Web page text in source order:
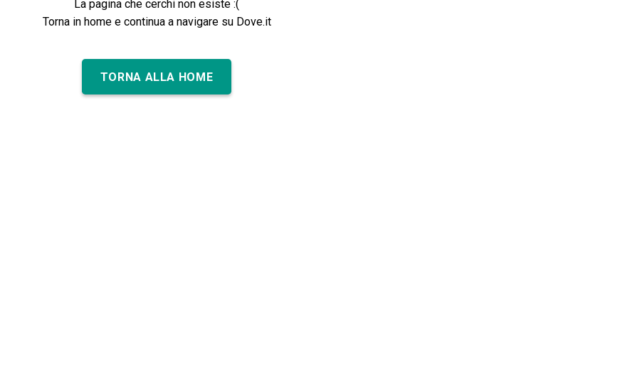
La pagina che cerchi non esiste :(
Torna in home e continua a navigare su Dove.it
TORNA ALLA HOME